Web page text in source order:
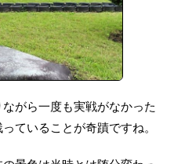
がら一度も実戦がなかった
ていることが奇蹟ですね。